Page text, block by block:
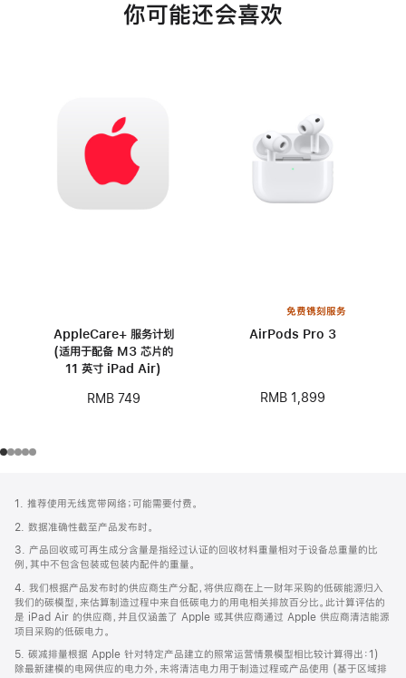
你可能还会喜欢
AppleCare+ 服务计划
(适用于配备 M3 芯片的
11 英寸 iPad Air)
RMB 749
免费镌刻服务
AirPods Pro 3
RMB 1,899
页
页
脚
注
1. 推荐使用无线宽带网络；可能需要付费。
2. 数据准确性截至产品发布时。
3. 产品回收或可再生成分含量是指经过认证的回收材料重量相对于设备总重量的比
例，其中不包含包装或包装内配件的重量。
4. 我们根据产品发布时的供应商生产分配，将供应商在上一财年采购的低碳能源归入
我们的碳模型，来估算制造过程中来自低碳电力的用电相关排放百分比。此计算评估的
是 iPad Air 的供应商，并且仅涵盖了 Apple 或其供应商通过 Apple 供应商清洁能源
项目采购的低碳电力。
5. 碳减排量根据 Apple 针对特定产品建立的照常运营情景模型相比较计算得出：1)
除最新建模的电网供应的电力外，未将清洁电力用于制造过程或产品使用 (基于区域排